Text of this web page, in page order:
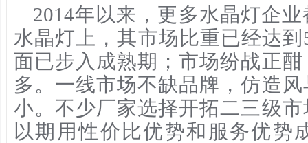
2014年以来，更多水晶灯企
水晶灯上，其市场比重已经达到
面已步入成熟期；市场纷战正
多。一线市场不缺品牌，仿造
小。不少厂家选择开拓二三级
以期用性价比优势和服务优势